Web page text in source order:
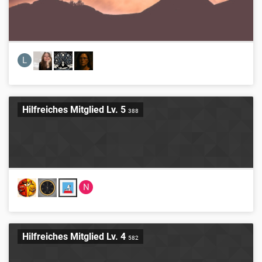
L
Hilfreiches Mitglied Lv. 5 388
N
Hilfreiches Mitglied Lv. 4 582